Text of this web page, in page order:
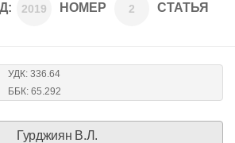
2019 НОМЕР 2 СТАТЬЯ
УДК: 336.64
ББК: 65.292
Гурджиян В.Л.